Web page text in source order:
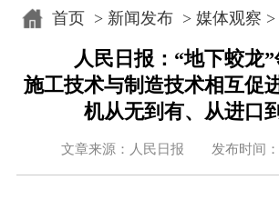
首页> 新闻发布> 媒体观察
人民日报：“地下蛟龙
施工技术与制造技术相互促
机从无到有、从进口
文章来源：人民日报 发布时间：